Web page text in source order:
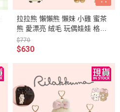
拉拉熊 懶懶熊 懶妹 小雞 蜜茶
熊 愛漂亮 絨毛 玩偶娃娃 格紋
緞帶 4選1
$770
$630